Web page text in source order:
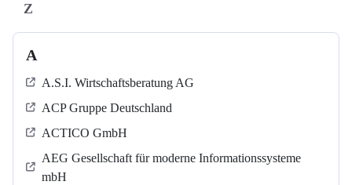
Z
A
A.S.I. Wirtschaftsberatung AG
ACP Gruppe Deutschland
ACTICO GmbH
AEG Gesellschaft für moderne Informationssysteme
mbH